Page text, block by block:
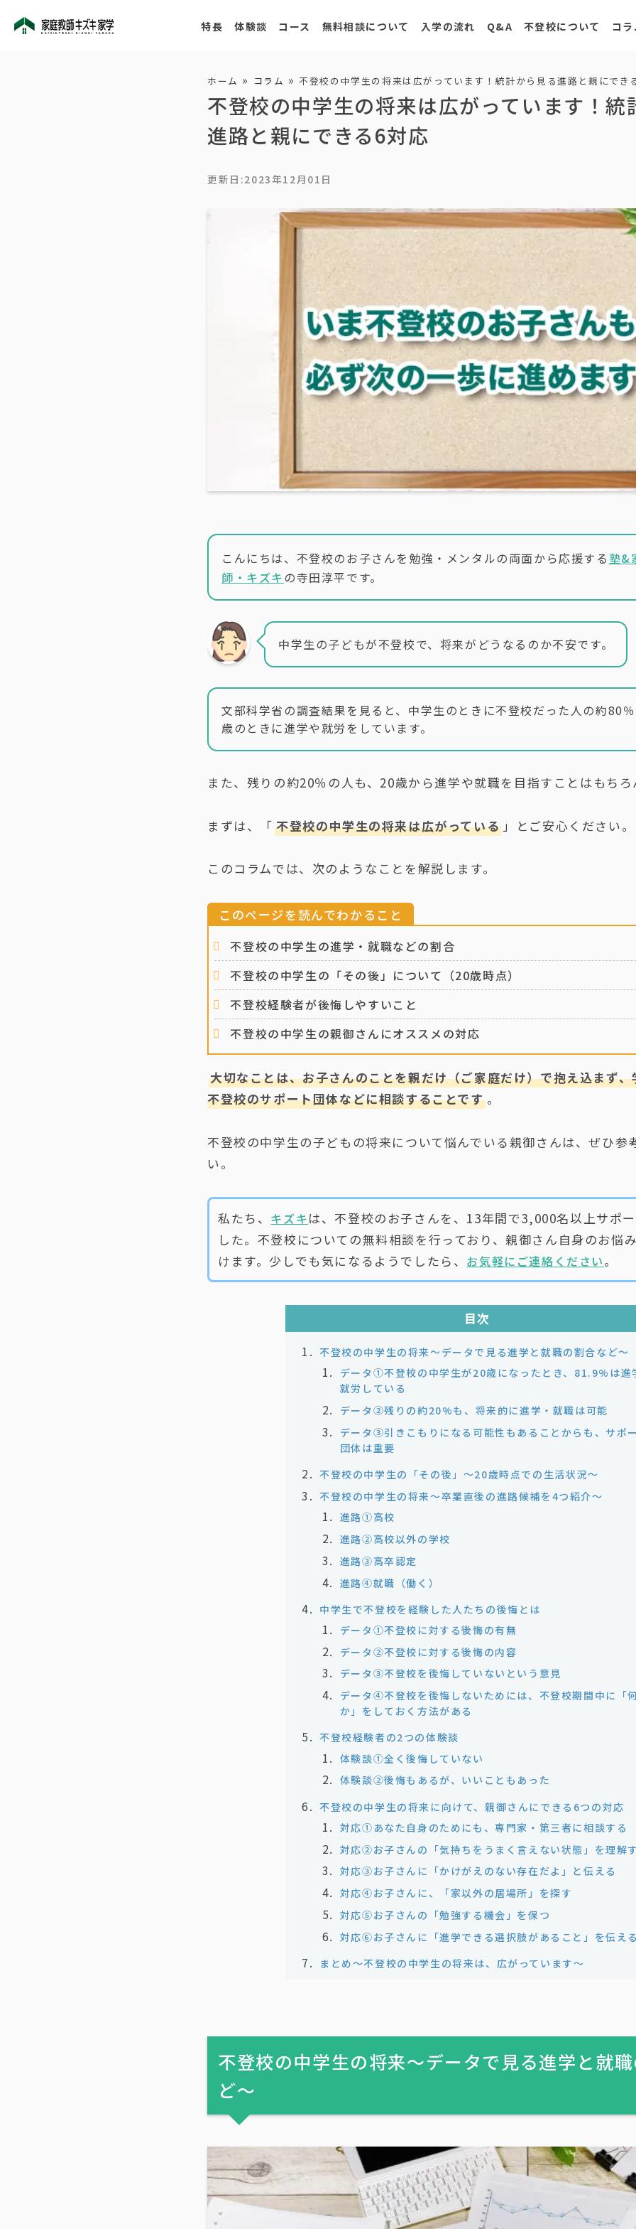
特長 体験談 コース 無料相談について 入学の流れ Q&A 不登校について コ
ホーム » コラム » 不登校の中学生の将来は広がっています！統計から見る進路と親にでき
不登校の中学生の将来は広がっています！統
進路と親にできる6対応
更新日:2023年12月01日
こんにちは、不登校のお子さんを勉強・メンタルの両面から応援する塾&
師・キズキ の寺田淳平です。
中学生の子どもが不登校で、将来がどうなるのか不安です。
文部科学省の調査結果を見ると、中学生のときに不登校だった人の約80
歳のときに進学や就労をしています。
また、残りの約20％の人も、20歳から進学や就職を目指すことはもち
まずは、「 不登校の中学生の将来は広がっている 」とご安心ください。
このコラムでは、次のようなことを解説します。
このページを読んでわかること
不登校の中学生の進学・就職などの割合
不登校の中学生の「その後」について（20歳時点）
不登校経験者が後悔しやすいこと
不登校の中学生の親御さんにオススメの対応
大切なことは、お子さんのことを親だけ（ご家庭だけ）で抱え込まず
不登校のサポート団体などに相談することです 。
不登校の中学生の子どもの将来について悩んでいる親御さんは、ぜひ参
い。
私たち、 キズキは、不登校のお子さんを、13年間で3,000名以上サポ
した。不登校についての無料相談を行っており、親御さん自身のお悩
けます。少しでも気になるようでしたら、 お気軽にご連絡ください。
目次
不登校の中学生の将来〜データで見る進学と就職の割合など〜
データ①不登校の中学生が20歳になったとき、81.9%は進
就労している
データ②残りの約20%も、将来的に進学・就職は可能
データ③引きこもりになる可能性もあることからも、サポ
団体は重要
不登校の中学生の「その後」～20歳時点での生活状況～
不登校の中学生の将来〜卒業直後の進路候補を4つ紹介〜
進路①高校
進路②高校以外の学校
進路③高卒認定
進路④就職（働く）
中学生で不登校を経験した人たちの後悔とは
データ①不登校に対する後悔の有無
データ②不登校に対する後悔の内容
データ③不登校を後悔していないという意見
データ④不登校を後悔しないためには、不登校期間中に「
か」をしておく方法がある
不登校経験者の2つの体験談
体験談①全く後悔していない
体験談②後悔もあるが、いいこともあった
不登校の中学生の将来に向けて、親御さんにできる6つの対応
対応①あなた自身のためにも、専門家・第三者に相談する
対応②お子さんの「気持ちをうまく言えない状態」を理解
対応③お子さんに「かけがえのない存在だよ」と伝える
対応④お子さんに、「家以外の居場所」を探す
対応⑤お子さんの「勉強する機会」を保つ
対応⑥お子さんに「進学できる選択肢があること」を伝え
まとめ〜不登校の中学生の将来は、広がっています〜
不登校の中学生の将来〜データで見る進学と就
ど〜